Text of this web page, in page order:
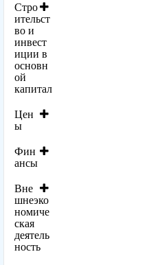
Стро
ительст
во и
инвест
иции в
основн
ой
капитал
Цен
ы
Фин
ансы
Вне
шнеэко
номиче
ская
деятель
ность